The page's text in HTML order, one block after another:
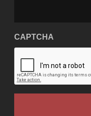
CAPTCHA